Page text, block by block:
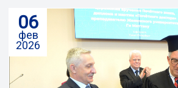
06
фев
2026